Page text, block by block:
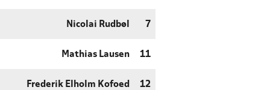
Nicolai Rudbøl 7
Mathias Lausen 11
Frederik Elholm Kofoed 12